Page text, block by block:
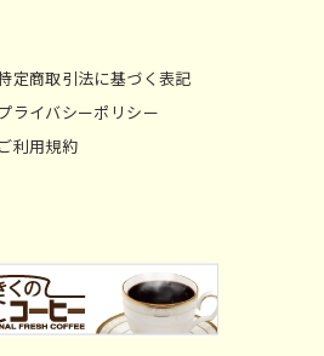
定商取引法に基づく表記
ライバシーポリシー
ご利用規約